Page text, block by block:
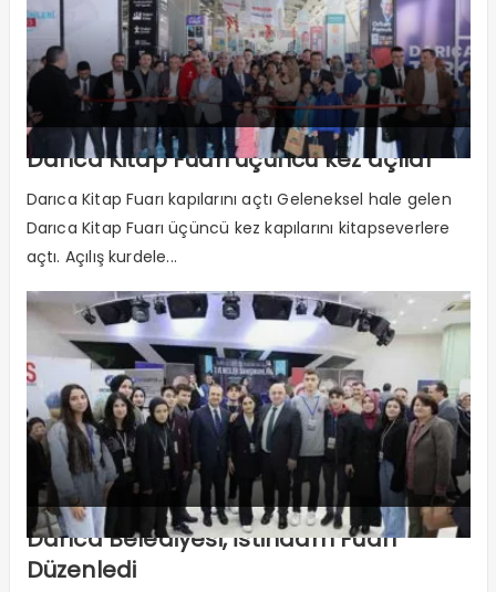
Darıca Kitap Fuarı üçüncü kez açıldı
Darıca Kitap Fuarı kapılarını açtı Geleneksel hale gelen
Darıca Kitap Fuarı üçüncü kez kapılarını kitapseverlere
açtı. Açılış kurdele...
Darıca Belediyesi, İstihdam Fuarı
Düzenledi